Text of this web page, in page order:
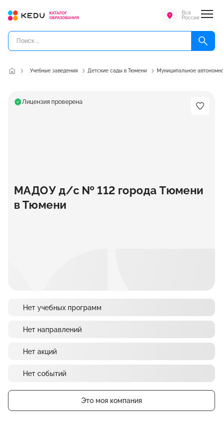
Вся
Россия
Учебные заведения Детские сады в Тюмени Муниципальное
Лицензия проверена
МАДОУ д/с № 112 города Тюмени
в Тюмени
Нет учебных программ
Нет направлений
Нет акций
Нет событий
Это моя компания